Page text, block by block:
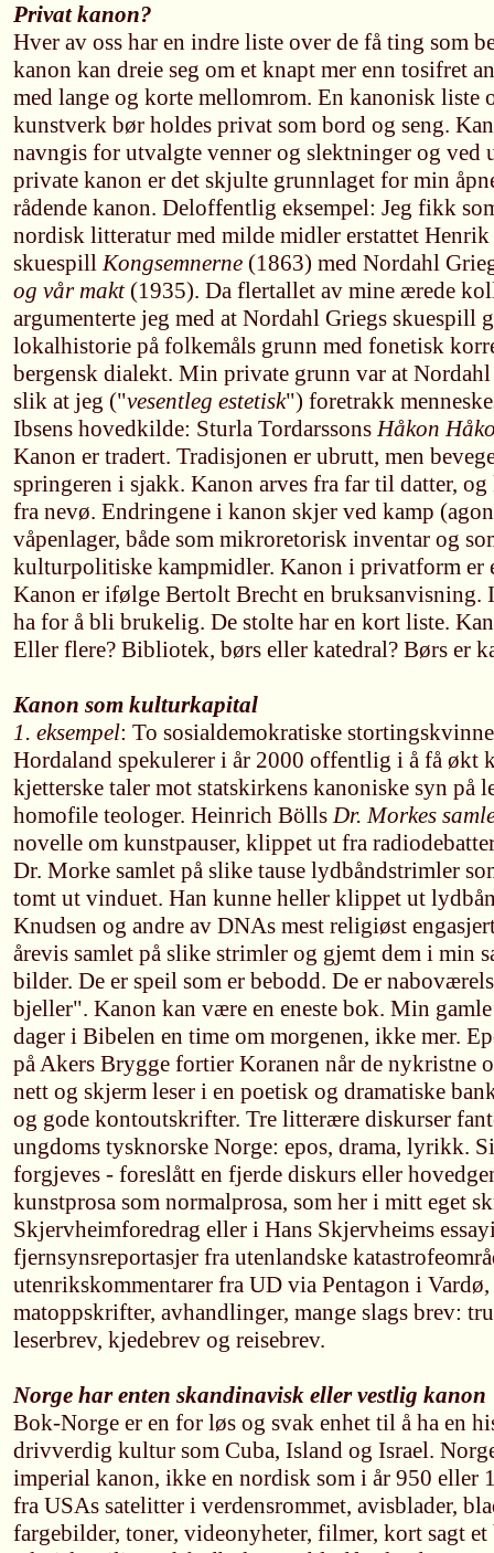
Privat kanon?
Hver av oss har en indre liste over de få ting som
kanon kan dreie seg om et knapt mer enn tosifret
med lange og korte mellomrom. En kanonisk liste
kunstverk bør holdes privat som bord og seng.
navngis for utvalgte venner og slektninger og ved
private kanon er det skjulte grunnlaget for min
rådende kanon. Deloffentlig eksempel: Jeg fikk
nordisk litteratur med milde midler erstattet
skuespillKongsemnerne (1863) med Nordahl
og vår makt(1935). Da flertallet av mine ærede
argumenterte jeg med at Nordahl Griegs skuespill
lokalhistorie på folkemåls grunn med fonetisk
bergensk dialekt. Min private grunn var at
slik at jeg ("vesentleg estetisk") foretrakk
Ibsens hovedkilde: Sturla TordarssonsHåkon
Kanon er tradert. Tradisjonen er ubrutt, men
springeren i sjakk. Kanon arves fra far til datter,
fra nevø. Endringene i kanon skjer ved kamp
våpenlager, både som mikroretorisk inventar og
kulturpolitiske kampmidler. Kanon i privatform er
Kanon er ifølge Bertolt Brecht en bruksanvisning.
ha for å bli brukelig. De stolte har en kort liste.
Eller flere? Bibliotek, børs eller katedral? Børs er
Kanon som kulturkapital
1. eksempel: To sosialdemokratiske
Hordaland spekulerer i år 2000 offentlig i å få økt
kjetterske taler mot statskirkens kanoniske syn på
homofile teologer. Heinrich BöllsDr. Morkes
novelle om kunstpauser, klippet ut fra
Dr. Morke samlet på slike tause lydbåndstrimler
tomt ut vinduet. Han kunne heller klippet ut
Knudsen og andre av DNAs mest religiøst
årevis samlet på slike strimler og gjemt dem i min
bilder. De er speil som er bebodd. De er
bjeller". Kanon kan være en eneste bok. Min
dager i Bibelen en time om morgenen, ikke mer.
på Akers Brygge fortier Koranen når de nykristne
nett og skjerm leser i en poetisk og dramatiske
og gode kontoutskrifter. Tre litterære diskurser
ungdoms tysknorske Norge: epos, drama, lyrikk.
forgjeves - foreslått en fjerde diskurs eller
kunstprosa som normalprosa, som her i mitt eget
Skjervheimforedrag eller i Hans Skjervheims
fjernsynsreportasjer fra utenlandske
utenrikskommentarer fra UD via Pentagon i
matoppskrifter, avhandlinger, mange slags brev:
leserbrev, kjedebrev og reisebrev.
Norge har enten skandinavisk eller vestlig kanon
Bok-Norge er en for løs og svak enhet til å ha en
drivverdig kultur som Cuba, Island og Israel.
imperial kanon, ikke en nordisk som i år 950 eller
fra USAs satelitter i verdensrommet, avisblader,
fargebilder, toner, videonyheter, filmer, kort sagt